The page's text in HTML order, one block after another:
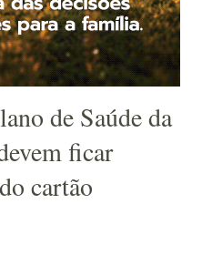
de Saúde da
ficar
cartão